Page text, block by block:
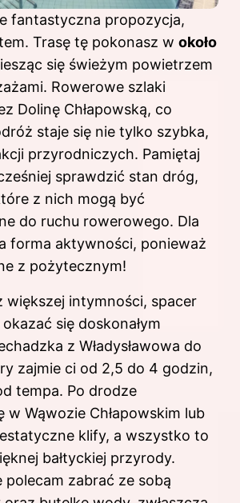
fantastyczna propozycja,
Trasę tę pokonasz w około
się świeżym powietrzem
Rowerowe szlaki
Dolinę Chłapowską, co
staje się nie tylko szybka,
przyrodniczych. Pamiętaj
sprawdzić stan dróg,
z nich mogą być
do ruchu rowerowego. Dla
forma aktywności, ponieważ
z pożytecznym!
większej intymności, spacer
się doskonałym
z Władysławowa do
zajmie ci od 2,5 do 4 godzin,
tempa. Po drodze
w Wąwozie Chłapowskim lub
klify, a wszystko to
bałtyckiej przyrody.
polecam zabrać ze sobą